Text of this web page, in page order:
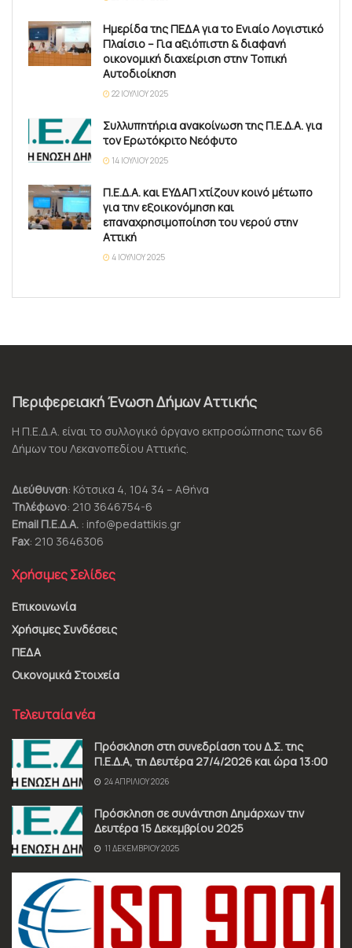
Ημερίδα της ΠΕΔΑ για το Ενιαίο Λογιστικό
Πλαίσιο – Για αξιόπιστη & διαφανή
οικονομική διαχείριση στην Τοπική
Αυτοδιοίκηση
22 ΙΟΥΛΊΟΥ 2025
Συλλυπητήρια ανακοίνωση της Π.Ε.Δ.Α. για
τον Ερωτόκριτο Νεόφυτο
14 ΙΟΥΛΊΟΥ 2025
Π.Ε.Δ.Α. και ΕΥΔΑΠ χτίζουν κοινό μέτωπο
για την εξοικονόμηση και
επαναχρησιμοποίηση του νερού στην
Αττική
4 ΙΟΥΛΊΟΥ 2025
Περιφερειακή Ένωση Δήμων Αττικής
Η Π.Ε.Δ.Α. είναι το συλλογικό όργανο εκπροσώπησης των 66
Δήμων του Λεκανοπεδίου Αττικής.
Διεύθυνση: Κότσικα 4, 104 34 – Αθήνα
Τηλέφωνο: 210 3646754-6
Email Π.Ε.Δ.Α. : info@pedattikis.gr
Fax: 210 3646306
Χρήσιμες Σελίδες
Επικοινωνία
Χρήσιμες Συνδέσεις
ΠΕΔΑ
Οικονομικά Στοιχεία
Τελευταία νέα
Πρόσκληση στη συνεδρίαση του Δ.Σ. της
Π.Ε.Δ.Α, τη Δευτέρα 27/4/2026 και ώρα 13:00
24 ΑΠΡΙΛΊΟΥ 2026
Πρόσκληση σε συνάντηση Δημάρχων την
Δευτέρα 15 Δεκεμβρίου 2025
11 ΔΕΚΕΜΒΡΊΟΥ 2025